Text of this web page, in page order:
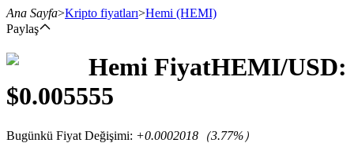
Ana Sayfa>Kripto fiyatları>Hemi (HEMI)
Paylaş
Hemi FiyatHEMI/USD:
$0.005555
Bugünkü Fiyat Değişimi: +0.0002018 （3.77%）